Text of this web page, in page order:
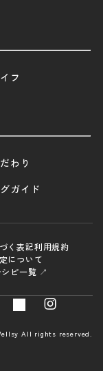
フ
わり
ガイド
く表記利用規約
について
シピ一覧 ↗
All rights reserved.